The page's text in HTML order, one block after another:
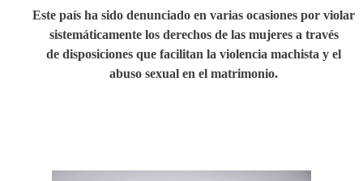
Este país ha sido denunciado en varias ocasiones por violar
sistemáticamente los derechos de las mujeres a través
de disposiciones que facilitan la violencia machista y el
abuso sexual en el matrimonio.